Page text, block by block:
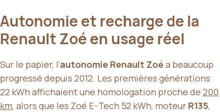
Autonomie et recharge de la
Renault Zoé en usage réel
Sur le papier, l’autonomie Renault Zoé a beaucoup
progressé depuis 2012. Les premières générations
22 kWh affichaient une homologation proche de 200
km, alors que les Zoé E-Tech 52 kWh, moteur R135,